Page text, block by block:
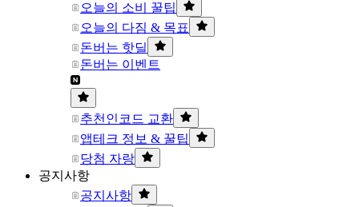
오늘의 소비 꿀팁
오늘의 다짐 & 목표
돈버는 핫딜
돈버는 이벤트
추천인코드 교환
앱테크 정보 & 꿀팁
당첨 자랑
공지사항
공지사항